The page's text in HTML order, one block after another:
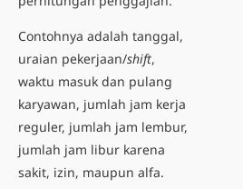
Contohnya adalah tanggal,
uraian pekerjaan/shift,
waktu masuk dan pulang
karyawan, jumlah jam kerja
reguler, jumlah jam lembur,
jumlah jam libur karena
sakit, izin, maupun alfa.